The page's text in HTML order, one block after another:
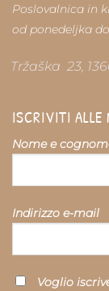
Poslovalnica in
od ponedeljka
Tržaška 23,
ISCRIVITI ALLE
Nome e
Indirizzo e-mail
Voglio